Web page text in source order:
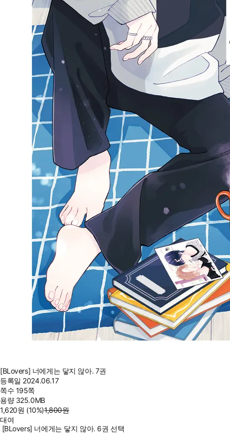
[BLovers] 너에게는 닿지 않아. 7권
등록일 2024.06.17
쪽수 195쪽
용량 325.0MB
1,620원 (10%)1,800원
대여
[BLovers] 너에게는 닿지 않아. 6권 선택